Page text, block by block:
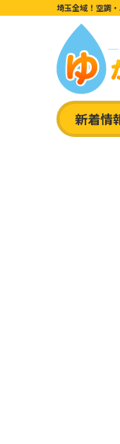
埼玉全域！空調
新着情